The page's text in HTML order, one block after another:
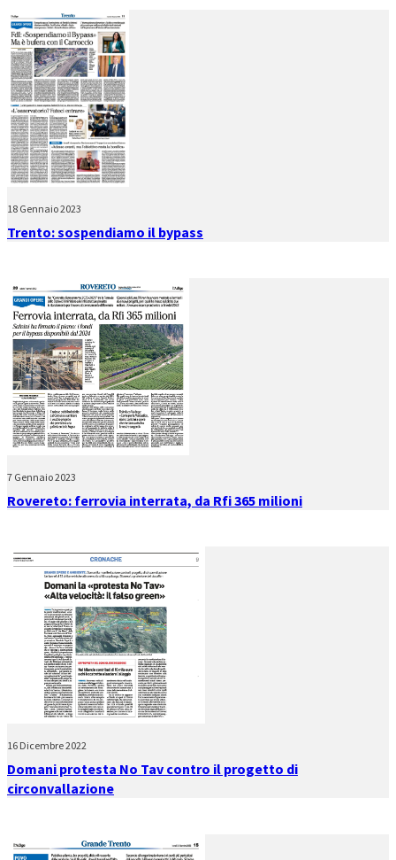
18 Gennaio 2023
Trento: sospendiamo il bypass
7 Gennaio 2023
Rovereto: ferrovia interrata, da Rfi 365 milioni
16 Dicembre 2022
Domani protesta No Tav contro il progetto di
circonvallazione